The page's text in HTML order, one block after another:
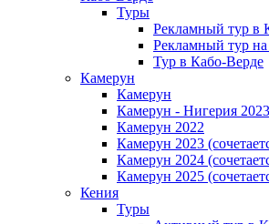
Туры
Рекламный тур в
Рекламный тур
Тур в Кабо-Верде
Камерун
Камерун
Камерун - Нигерия 2023
Камерун 2022
Камерун 2023
Камерун 2024
Камерун 2025
Кения
Туры